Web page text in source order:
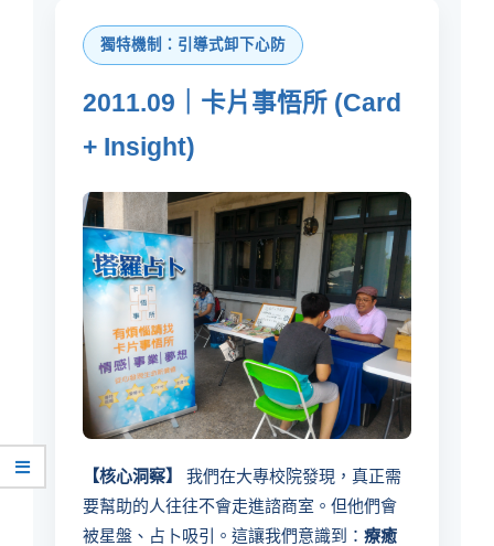
獨特機制：引導式卸下心防
2011.09｜卡片事悟所 (Card
+ Insight)
【核心洞察】
我們在大專校院發現，真正需
要幫助的人往往不會走進諮商室。但他們會
被星盤、占卜吸引。這讓我們意識到： 療癒